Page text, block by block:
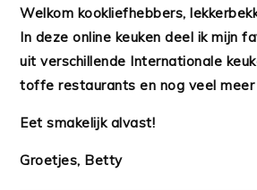
Welkom kookliefhebbers,
In deze online keuken deel ik mijn
uit verschillende Internationale
toffe restaurants en nog veel meer
Eet smakelijk alvast!
Groetjes, Betty